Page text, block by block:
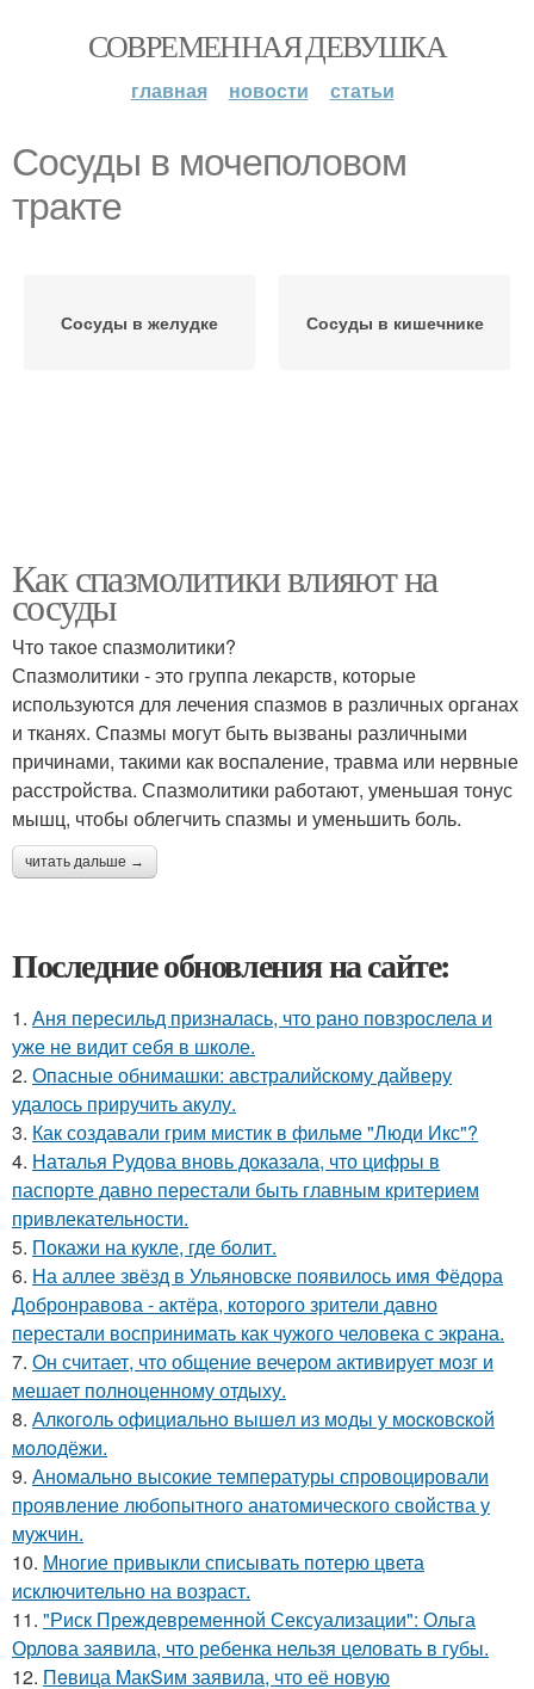
СОВРЕМЕННАЯ ДЕВУШКА
главная новости статьи
Сосуды в мочеполовом
тракте
Сосуды в желудке Сосуды в кишечнике
Как спазмолитики влияют на
сосуды
Что такое спазмолитики?
Спазмолитики - это группа лекарств, которые
используются для лечения спазмов в различных органах
и тканях. Спазмы могут быть вызваны различными
причинами, такими как воспаление, травма или нервные
расстройства. Спазмолитики работают, уменьшая тонус
мышц, чтобы облегчить спазмы и уменьшить боль.
читать дальше →
Последние обновления на сайте:
1. Аня пересильд призналась, что рано повзрослела и
уже не видит себя в школе.
2. Опасные обнимашки: австралийскому дайверу
удалось приручить акулу.
3. Как создавали грим мистик в фильме "Люди Икс"?
4. Наталья Рудова вновь доказала, что цифры в
паспорте давно перестали быть главным критерием
привлекательности.
5. Покажи на кукле, где болит.
6. На аллее звёзд в Ульяновске появилось имя Фёдора
Добронравова - актёра, которого зрители давно
перестали воспринимать как чужого человека с экрана.
7. Он считает, что общение вечером активирует мозг и
мешает полноценному отдыху.
8. Алкoгoль oфициaльнo вышeл из мoды у мocкoвcкoй
мoлoдёжи.
9. Аномально высокие температуры спровоцировали
проявление любопытного анатомического свойства у
мужчин.
10. Многие привыкли списывать потерю цвета
исключительно на возраст.
11. "Риск Преждевременной Сексуализации": Ольга
Орлова заявила, что ребенка нельзя целовать в губы.
12. Пeвица MакSим заявила, что её новую